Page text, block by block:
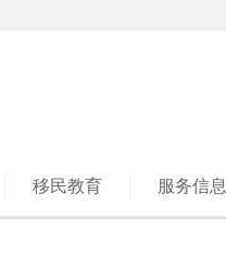
移民教育 服务信息